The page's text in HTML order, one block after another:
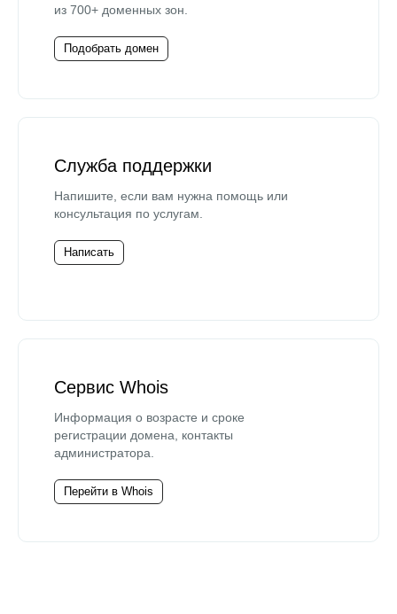
из 700+ доменных зон.
Подобрать домен
Служба поддержки
Напишите, если вам нужна помощь или
консультация по услугам.
Написать
Сервис Whois
Информация о возрасте и сроке
регистрации домена, контакты
администратора.
Перейти в Whois